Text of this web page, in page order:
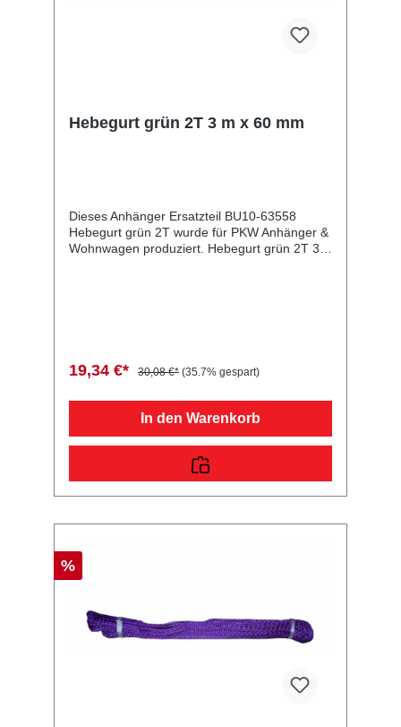
Hebegurt grün 2T 3 m x 60 mm
Dieses Anhänger Ersatzteil BU10-63558
Hebegurt grün 2T wurde für PKW Anhänger &
Wohnwagen produziert. Hebegurt grün 2T 3
19,34 €* 30,08 €* (35.7% gespart)
In den Warenkorb
%